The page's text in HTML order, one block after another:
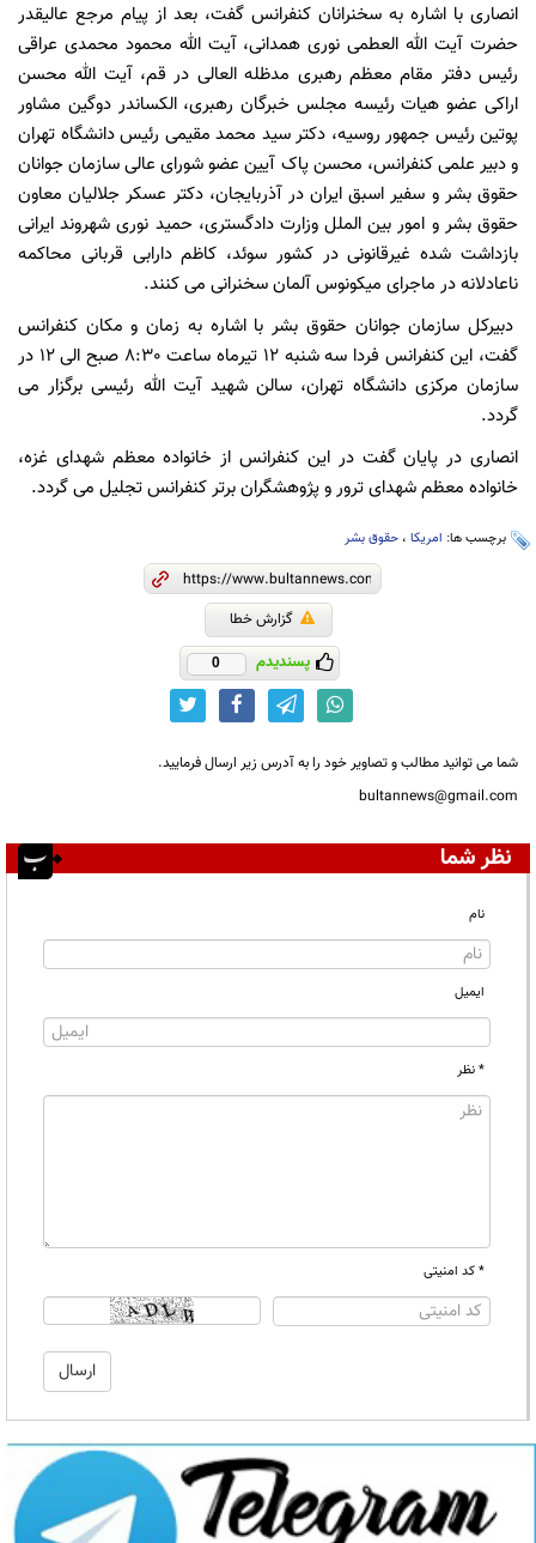
انصاری با اشاره به سخنرانان کنفرانس گفت، بعد از پیام مرجع عالیقدر
حضرت آیت الله العطمی نوری همدانی، آیت الله محمود محمدی عراقی
رئیس دفتر مقام معظم رهبری مدظله العالی در قم، آیت الله محسن
اراکی عضو هیات رئیسه مجلس خبرگان رهبری، الکساندر دوگین مشاور
پوتین رئیس جمهور روسیه، دکتر سید محمد مقیمی رئیس دانشگاه تهران
و دبیر علمی کنفرانس، محسن پاک آیین عضو شورای عالی سازمان جوانان
حقوق بشر و سفیر اسبق ایران در آذربایجان، دکتر عسکر جلالیان معاون
حقوق بشر و امور بین الملل وزارت دادگستری، حمید نوری شهروند ایرانی
بازداشت شده غیرقانونی در کشور سوئد، کاظم دارابی قربانی محاکمه
ناعادلانه در ماجرای میکونوس آلمان سخنرانی می کنند.
دبیرکل سازمان جوانان حقوق بشر با اشاره به زمان و مکان کنفرانس
گفت، این کنفرانس فردا سه شنبه 12 تیرماه ساعت 8:30 صبح الی 12 در
سازمان مرکزی دانشگاه تهران، سالن شهید آیت الله رئیسی برگزار می
گردد.
انصاری در پایان گفت در این کنفرانس از خانواده معظم شهدای غزه،
خانواده معظم شهدای ترور و پژوهشگران برتر کنفرانس تجلیل می گردد.
برچسب ها: امریکا ، حقوق بشر
گزارش خطا
پسندیدم 0
شما می توانید مطالب و تصاویر خود را به آدرس زیر ارسال فرمایید.
bultannews@gmail.com
نظر شما
نام
ایمیل
* نظر
* کد امنیتی